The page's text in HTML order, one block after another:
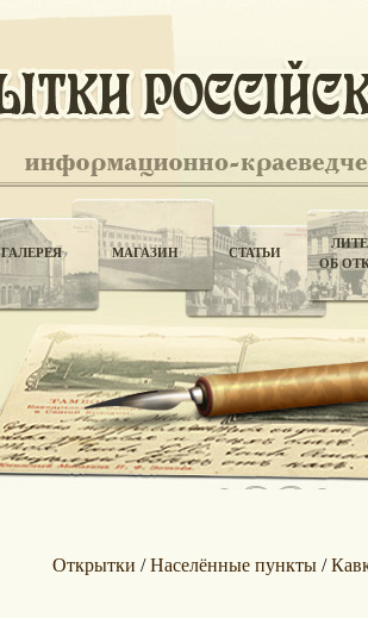
ГАЛЕРЕЯ МАГАЗИН СТАТЬИ
ОБ
Открытки /Населённые пункты/